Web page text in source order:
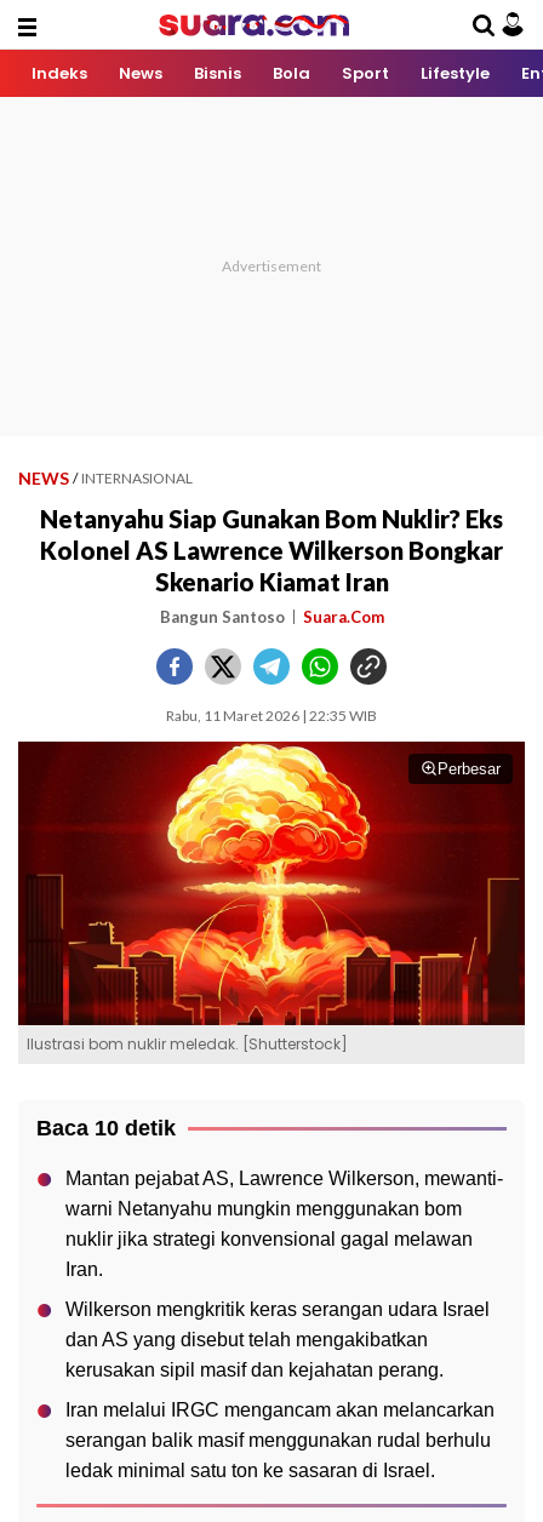
Indeks News Bisnis Bola Sport Lifestyle
NEWS / INTERNASIONAL
Netanyahu Siap Gunakan Bom Nuklir? Eks
Kolonel AS Lawrence Wilkerson Bongkar
Skenario Kiamat Iran
Bangun Santoso Suara.Com
Rabu, 11 Maret 2026 | 22:35 WIB
Perbesar
Ilustrasi bom nuklir meledak. [Shutterstock]
Baca 10 detik
Mantan pejabat AS, Lawrence Wilkerson, mewanti-
warni Netanyahu mungkin menggunakan bom
nuklir jika strategi konvensional gagal melawan
Iran.
Wilkerson mengkritik keras serangan udara Israel
dan AS yang disebut telah mengakibatkan
kerusakan sipil masif dan kejahatan perang.
Iran melalui IRGC mengancam akan melancarkan
serangan balik masif menggunakan rudal berhulu
ledak minimal satu ton ke sasaran di Israel.